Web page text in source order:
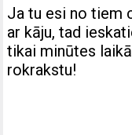
Ja tu esi no tiem
ar kāju, tad
tikai minūtes
rokrakstu!